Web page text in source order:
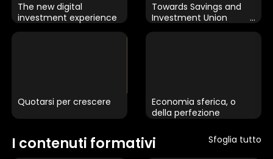
The new digital
investment experience
Towards Savings and
Investment Union
through Capital Markets
Quotarsi per crescere
Economia sferica, o
della perfezione
I contenuti formativi Sfoglia tutto
×
5 stars
4 stars
3 stars
2 stars
1 star